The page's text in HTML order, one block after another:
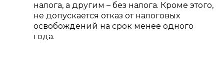
налога, а другим – без налога. Кроме этого,
не допускается отказ от налоговых
освобождений на срок менее одного
года.